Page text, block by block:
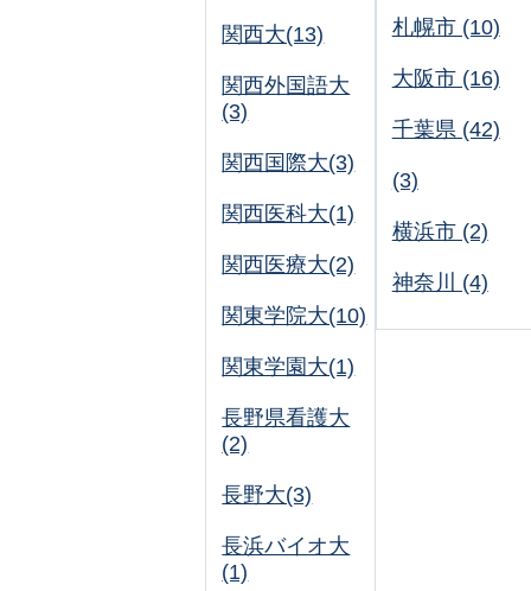
関西大(13)
関西外国語大
(3)
関西国際大(3)
関西医科大(1)
関西医療大(2)
関東学院大(10)
関東学園大(1)
長野県看護大
(2)
長野大(3)
長浜バイオ大
(1)
札幌市 (10)
大阪市 (16)
千葉県 (42)
(3)
横浜市 (2)
神奈川 (4)